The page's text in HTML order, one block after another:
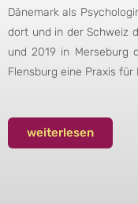
Dänemark als
dort und in der Schweiz
und 2019 in Merseburg
Flensburg eine Praxis
weiterlesen